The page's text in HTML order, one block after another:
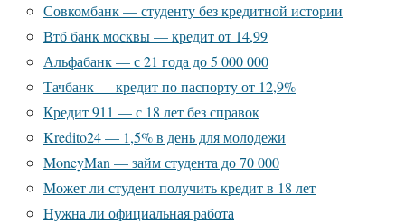
Совкомбанк — студенту без кредитной истории
Втб банк москвы — кредит от 14,99
Альфабанк — с 21 года до 5 000 000
Тачбанк — кредит по паспорту от 12,9%
Кредит 911 — с 18 лет без справок
Kredito24 — 1,5% в день для молодежи
MoneyMan — займ студента до 70 000
Может ли студент получить кредит в 18 лет
Нужна ли официальная работа